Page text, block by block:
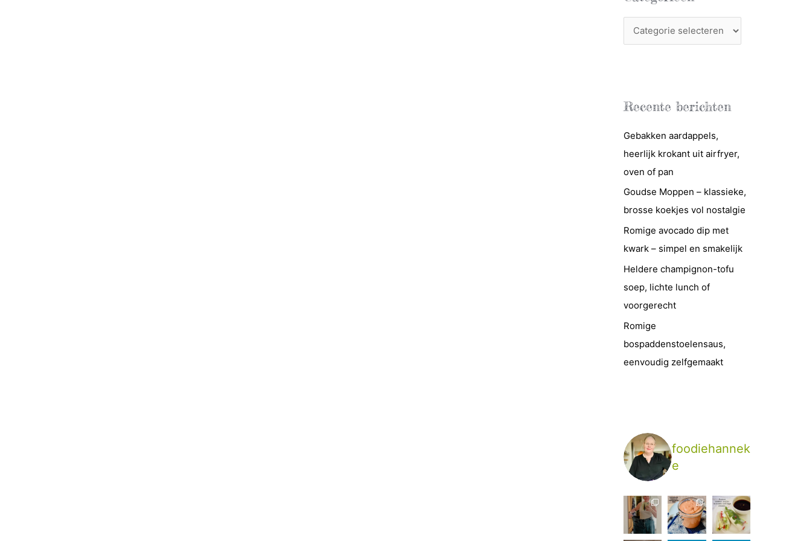
a
r
i
e
ë
n
Recente berichten
Gebakken aardappels,
heerlijk krokant uit airfryer,
oven of pan
Goudse Moppen – klassieke,
brosse koekjes vol nostalgie
Romige avocado dip met
kwark – simpel en smakelijk
Heldere champignon-tofu
soep, lichte lunch of
voorgerecht
Romige
bospaddenstoelensaus,
eenvoudig zelfgemaakt
foodiehannek
e